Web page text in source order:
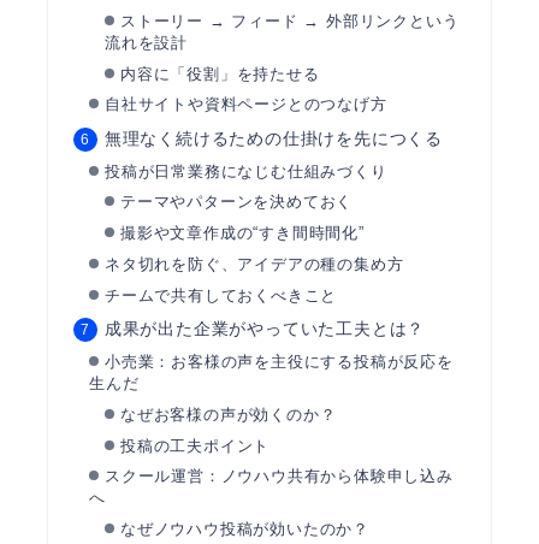
ストーリー → フィード → 外部リンクという
流れを設計
内容に「役割」を持たせる
自社サイトや資料ページとのつなげ方
無理なく続けるための仕掛けを先につくる
投稿が日常業務になじむ仕組みづくり
テーマやパターンを決めておく
撮影や文章作成の“すき間時間化”
ネタ切れを防ぐ、アイデアの種の集め方
チームで共有しておくべきこと
成果が出た企業がやっていた工夫とは？
小売業：お客様の声を主役にする投稿が反応を
生んだ
なぜお客様の声が効くのか？
投稿の工夫ポイント
スクール運営：ノウハウ共有から体験申し込み
へ
なぜノウハウ投稿が効いたのか？